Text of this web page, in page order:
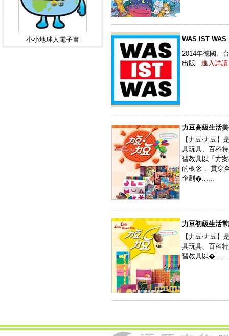
小小地球人電子書
----------------------------------------------
WAS IST WAS
2014年德國、
出版...進入詳讀
----------------------------------------------
力豆高級生活
【力豆‧力豆】
具玩具、百科
習教具以「方
的概念， 貫穿
企劃�......
----------------------------------------------
力豆初級生活
【力豆‧力豆】
具玩具、百科
習教具以�......
----------------------------------------------